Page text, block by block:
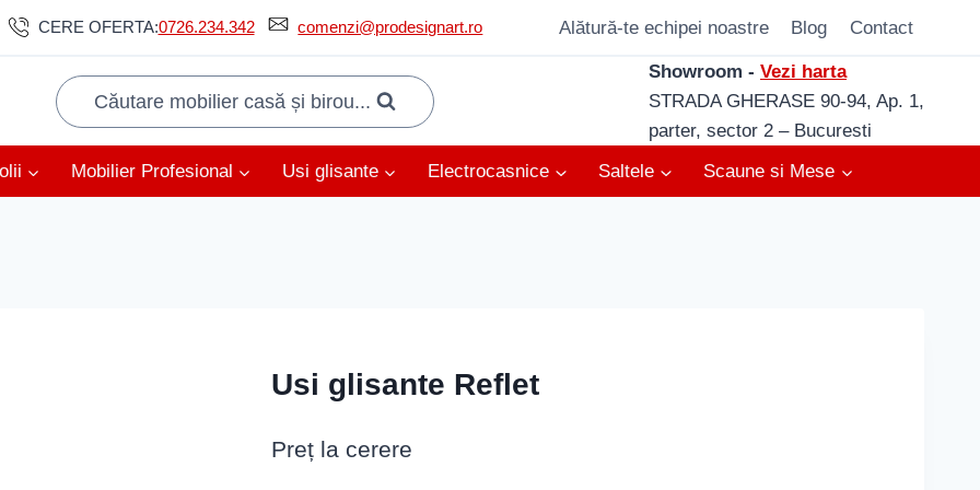
CERE OFERTA:0726.234.342 comenzi@prodesignart.ro Alătură-te echipei noastre Blog Contact
Căutare mobilier casă și birou...
Showroom - Vezi harta
STRADA GHERASE 90-94, Ap. 1,
parter, sector 2 – Bucuresti
Mobilier Profesional Usi glisante Electrocasnice Saltele Scaune si Mese
Usi glisante Reflet
Preț la cerere